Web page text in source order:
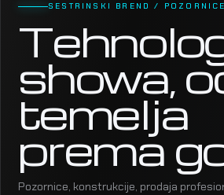
SESTRINSKI BREND /
showa,
temelja
prema
Pozornice, konstrukcije, prodaja